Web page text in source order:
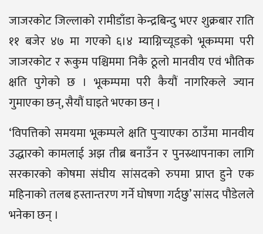
जाजरकोट जिल्लाको रामीडाँडा केन्द्रबिन्दु भएर शुक्रबार राति
११ बजेर ४७ मा गएको ६।४ म्याग्निच्यूडको भूकम्पमा परी
जाजरकोट र रूकुम पश्चिममा निकै ठूलो मानवीय एवं भौतिक
क्षति पुगेको छ । भूकम्पमा परी कैयौं नागरिकले ज्यान
गुमाएका छन्, सैयौं घाइते भएका छन् ।
‘विपत्तिको समयमा भूकम्पले क्षति पुर्‍याएका ठाउँमा मानवीय
उद्धारको कामलाई अझ तीब्र बनाउँन र पुनस्र्थापनाका लागि
सरकारको कोषमा संघीय सांसदको रुपमा प्राप्त हुने एक
महिनाको तलब हस्तान्तरण गर्ने घोषणा गर्दछु’ सांसद पौडेलले
भनेका छन् ।